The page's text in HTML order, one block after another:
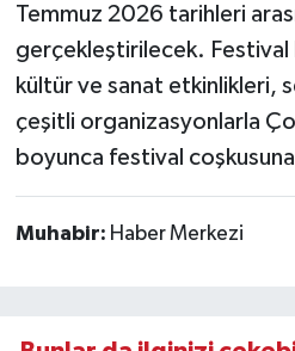
Temmuz 2026 tarihleri
gerçekleştirilecek. Festival
kültür ve sanat etkinlikleri,
çeşitli organizasyonlarla
boyunca festival
Muhabir: Haber Merkezi